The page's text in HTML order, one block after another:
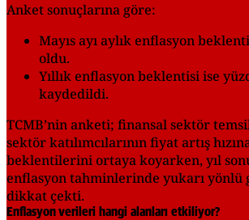
Anket sonuçlarına göre:
Mayıs ayı aylık enflasyon
oldu.
Yıllık enflasyon beklentisi ise
kaydedildi.
TCMB’nin anketi; finansal sektör
sektör katılımcılarının fiyat artış
beklentilerini ortaya koyarken, yıl
enflasyon tahminlerinde yukarı yönlü
dikkat çekti.
Enflasyon verileri hangi alanları etkiliyor?